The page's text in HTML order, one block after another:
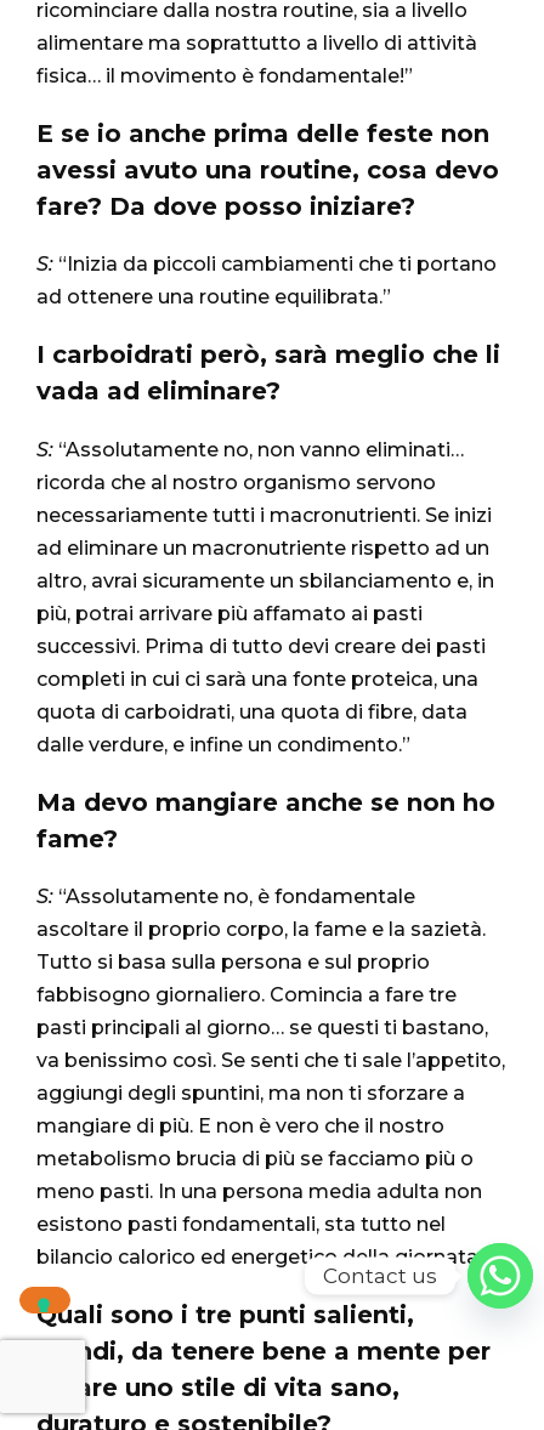
ricominciare dalla nostra routine, sia a livello
alimentare ma soprattutto a livello di attività
fisica… il movimento è fondamentale!”
E se io anche prima delle feste non
avessi avuto una routine, cosa devo
fare? Da dove posso iniziare?
S: “Inizia da piccoli cambiamenti che ti portano
ad ottenere una routine equilibrata.”
I carboidrati però, sarà meglio che li
vada ad eliminare?
S: “Assolutamente no, non vanno eliminati…
ricorda che al nostro organismo servono
necessariamente tutti i macronutrienti. Se inizi
ad eliminare un macronutriente rispetto ad un
altro, avrai sicuramente un sbilanciamento e, in
più, potrai arrivare più affamato ai pasti
successivi. Prima di tutto devi creare dei pasti
completi in cui ci sarà una fonte proteica, una
quota di carboidrati, una quota di fibre, data
dalle verdure, e infine un condimento.”
Ma devo mangiare anche se non ho
fame?
S: “Assolutamente no, è fondamentale
ascoltare il proprio corpo, la fame e la sazietà.
Tutto si basa sulla persona e sul proprio
fabbisogno giornaliero. Comincia a fare tre
pasti principali al giorno… se questi ti bastano,
va benissimo così. Se senti che ti sale l’appetito,
aggiungi degli spuntini, ma non ti sforzare a
mangiare di più. E non è vero che il nostro
metabolismo brucia di più se facciamo più o
meno pasti. In una persona media adulta non
esistono pasti fondamentali, sta tutto nel
bilancio calorico ed energetico della giornata.”
Quali sono i tre punti salienti,
quindi, da tenere bene a mente per
creare uno stile di vita sano,
duraturo e sostenibile?
Contact us